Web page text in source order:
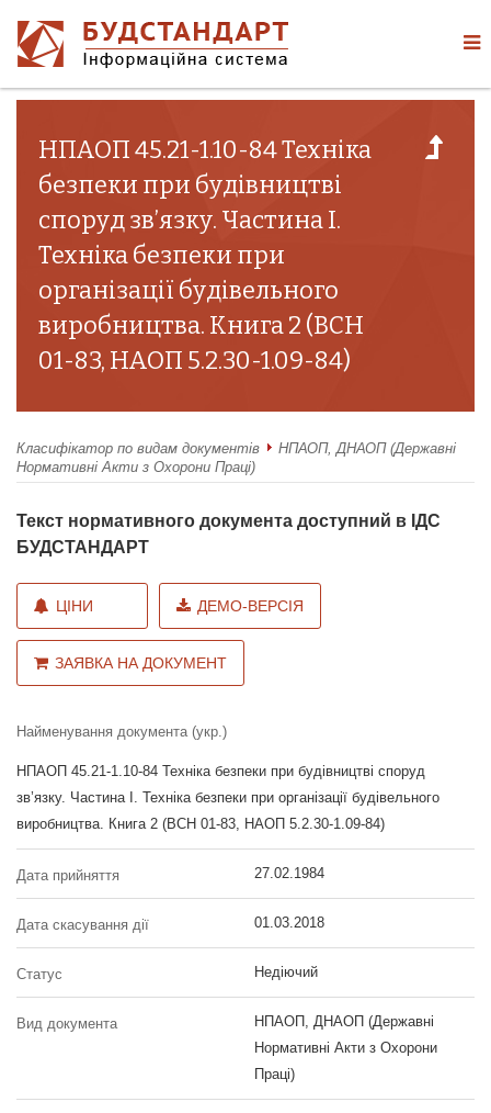
НПАОП 45.21-1.10-84 Техніка
безпеки при будівництві
споруд зв’язку. Частина I.
Техніка безпеки при
організації будівельного
виробництва. Книга 2 (ВСН
01-83, НАОП 5.2.30-1.09-84)
Класифікатор по видам документів
НПАОП, ДНАОП (Державні
Нормативні Акти з Охорони Праці)
Текст нормативного документа доступний в ІДС
БУДСТАНДАРТ
ЦІНИ ДЕМО-ВЕРСІЯ
ЗАЯВКА НА ДОКУМЕНТ
Найменування документа (укр.)
НПАОП 45.21-1.10-84 Техніка безпеки при будівництві споруд
зв’язку. Частина I. Техніка безпеки при організації будівельного
виробництва. Книга 2 (ВСН 01-83, НАОП 5.2.30-1.09-84)
Дата прийняття 27.02.1984
Дата скасування дії 01.03.2018
Статус Недіючий
Вид документа
НПАОП, ДНАОП (Державні
Нормативні Акти з Охорони
Праці)